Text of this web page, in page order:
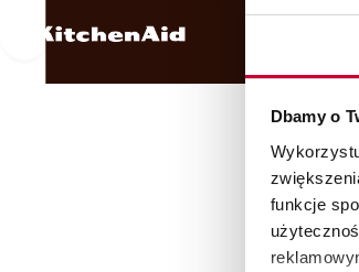
Dbamy o
funkcje